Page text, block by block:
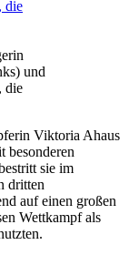
und
die
Viktoria Ahaus
besonderen
sie im
dritten
auf einen großen
Wettkampf als